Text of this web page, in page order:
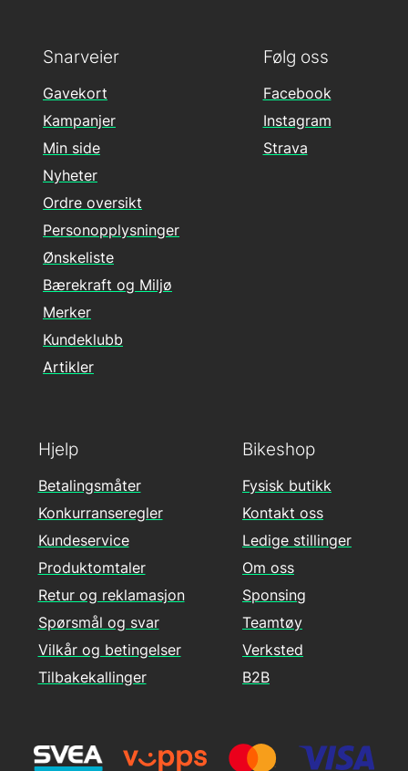
Følg oss
Facebook
Instagram
Strava
Hjelp
Betalingsmåter
Konkurranseregler
Kundeservice
Produktomtaler
Retur og reklamasjon
Spørsmål og svar
Vilkår og betingelser
Tilbakekallinger
Snarveier
Gavekort
Kampanjer
Min side
Nyheter
Ordre oversikt
Personopplysninger
Ønskeliste
Bærekraft og Miljø
Merker
Kundeklubb
Artikler
Bikeshop
Fysisk butikk
Kontakt oss
Ledige stillinger
Om oss
Sponsing
Teamtøy
Verksted
B2B